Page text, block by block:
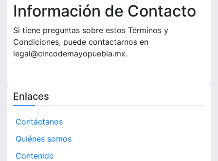
Información de Contacto
Si tiene preguntas sobre estos Términos y
Condiciones, puede contactarnos en
legal@cincodemayopuebla.mx.
Enlaces
Contáctanos
Quiénes somos
Contenido